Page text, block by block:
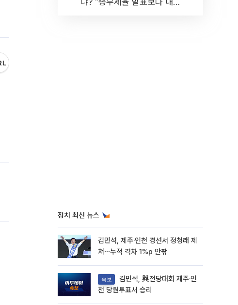
정치 최신 뉴스
김민석, 제주·인천 경선서 정청래 제
쳐⋯누적 격차 1%p 안팎
속보
천 당원투표서 승리